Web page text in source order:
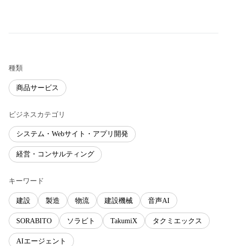
種類
商品サービス
ビジネスカテゴリ
システム・Webサイト・アプリ開発
経営・コンサルティング
キーワード
建設 製造 物流 建設機械 音声AI
SORABITO ソラビト TakumiX タクミエックス
AIエージェント